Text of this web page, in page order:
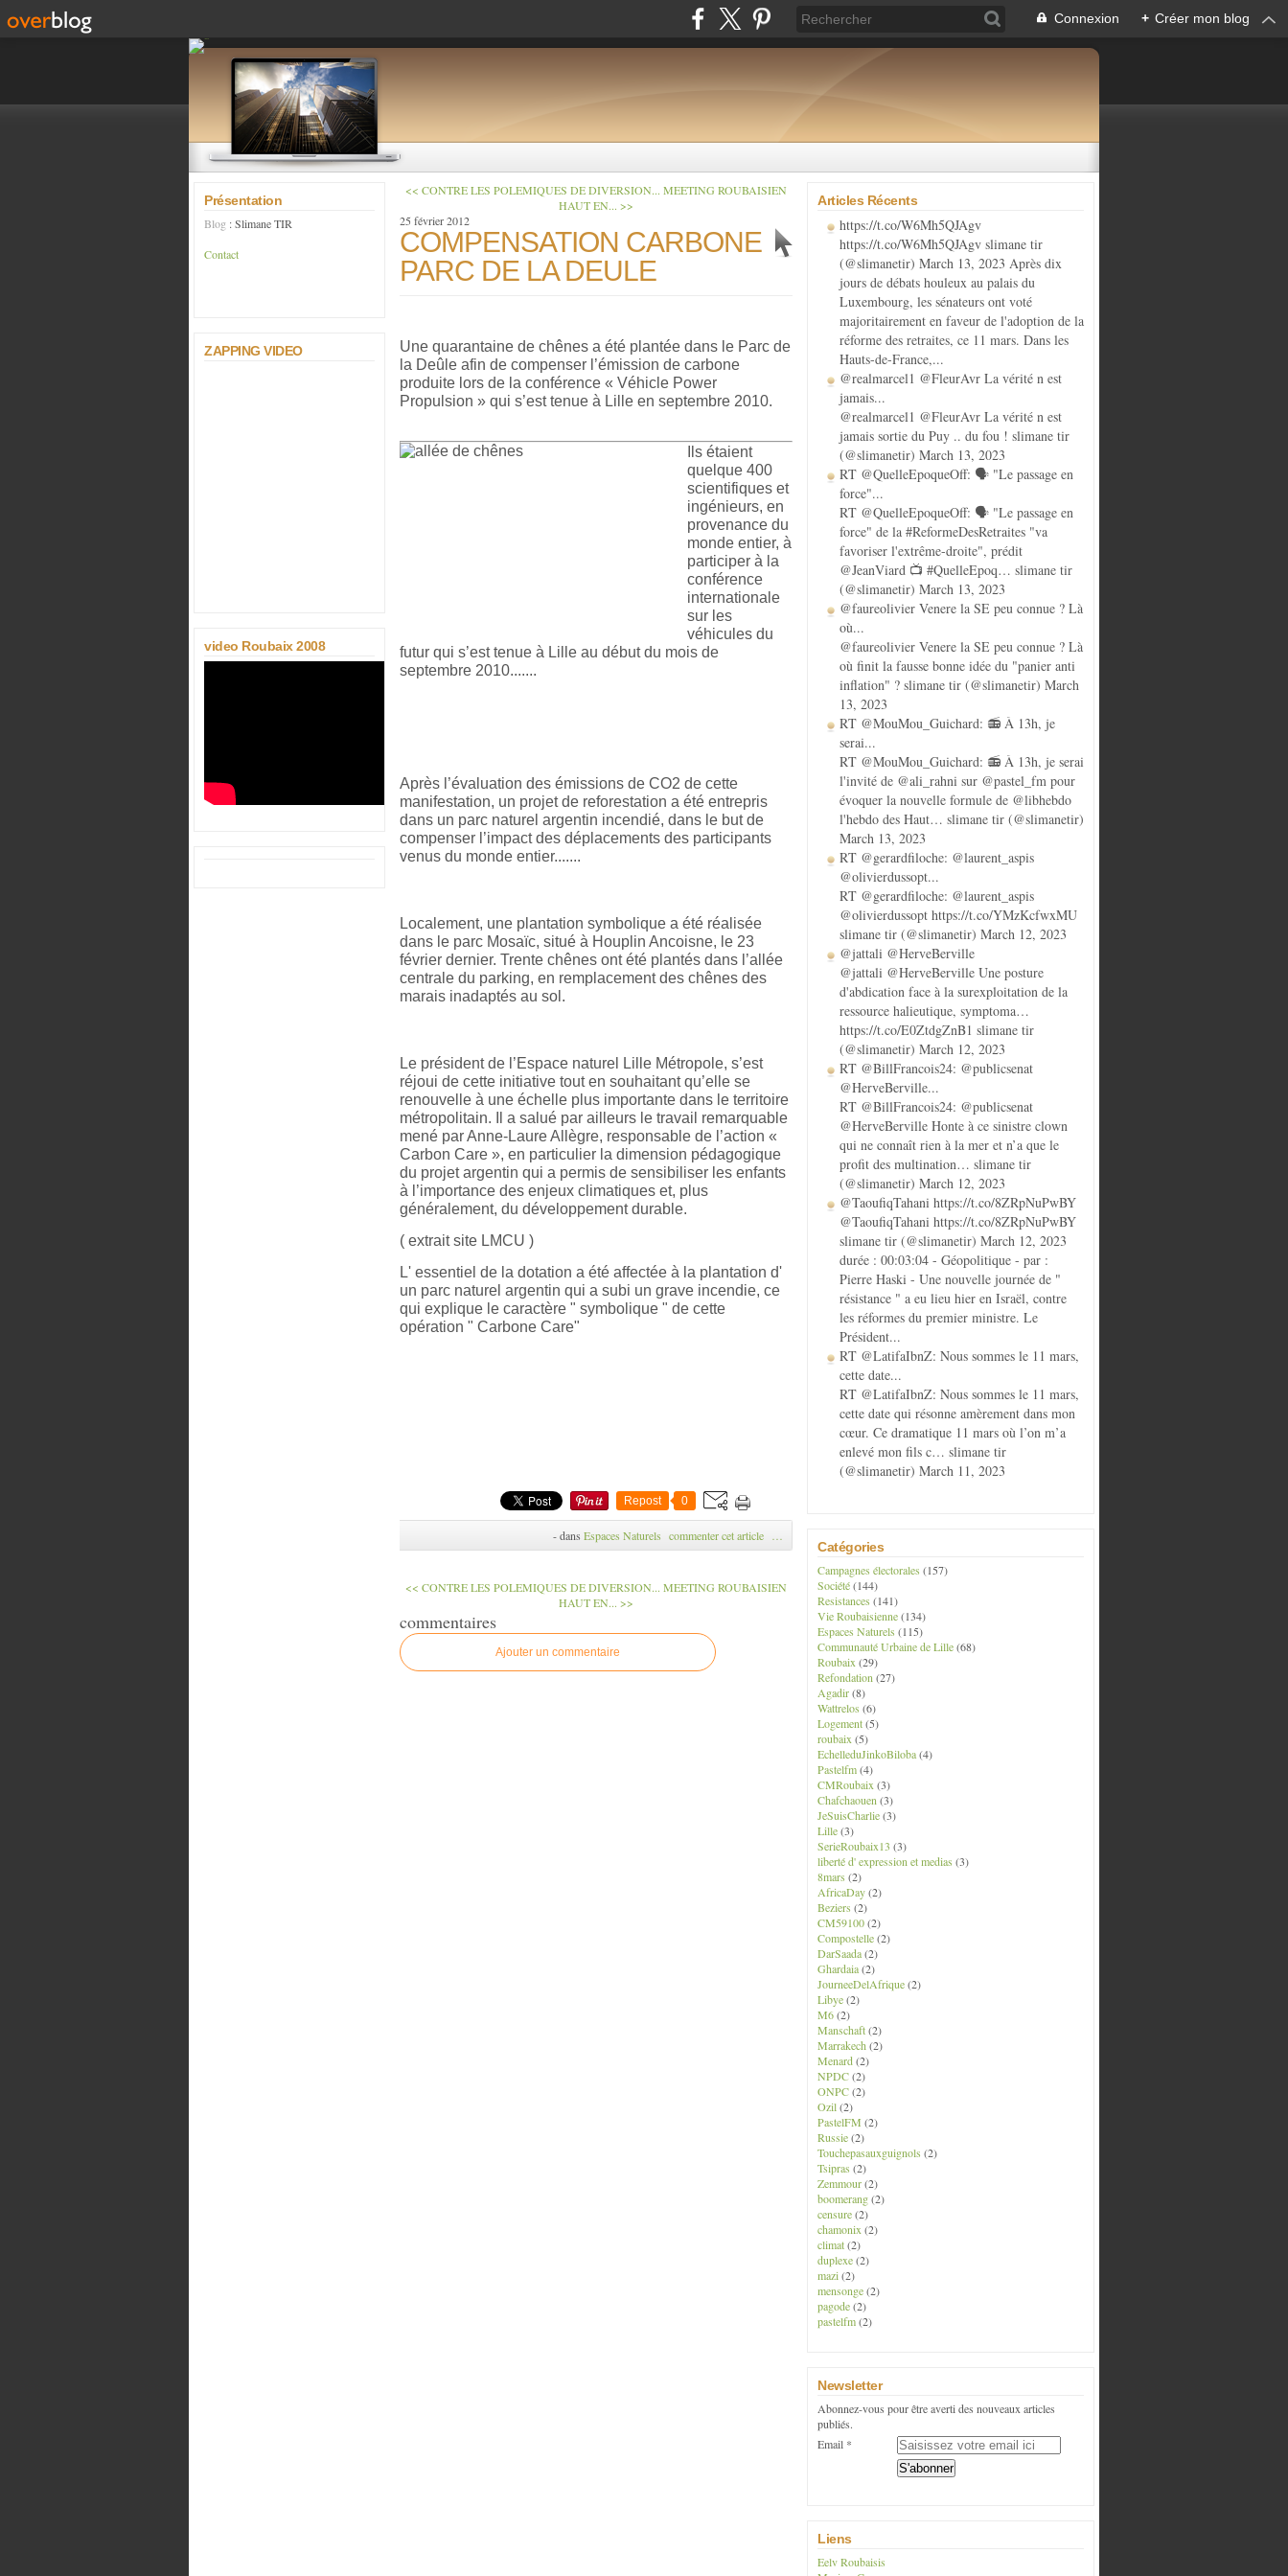
Connexion + Créer mon blog
Présentation
Blog : Slimane TIR
Contact
ZAPPING VIDEO
video Roubaix 2008
<< CONTRE LES POLEMIQUES DE DIVERSION... MEETING ROUBAISIEN
HAUT EN... >>
25 février 2012
COMPENSATION CARBONE
PARC DE LA DEULE
Une quarantaine de chênes a été plantée dans le Parc de
la Deûle afin de compenser l’émission de carbone
produite lors de la conférence « Véhicle Power
Propulsion » qui s’est tenue à Lille en septembre 2010.
Ils étaient
quelque 400
scientifiques et
ingénieurs, en
provenance du
monde entier, à
participer à la
conférence
internationale
sur les
véhicules du
futur qui s’est tenue à Lille au début du mois de
septembre 2010.......
Après l’évaluation des émissions de CO2 de cette
manifestation, un projet de reforestation a été entrepris
dans un parc naturel argentin incendié, dans le but de
compenser l’impact des déplacements des participants
venus du monde entier.......
Localement, une plantation symbolique a été réalisée
dans le parc Mosaïc, situé à Houplin Ancoisne, le 23
février dernier. Trente chênes ont été plantés dans l’allée
centrale du parking, en remplacement des chênes des
marais inadaptés au sol.
Le président de l’Espace naturel Lille Métropole, s’est
réjoui de cette initiative tout en souhaitant qu’elle se
renouvelle à une échelle plus importante dans le territoire
métropolitain. Il a salué par ailleurs le travail remarquable
mené par Anne-Laure Allègre, responsable de l’action «
Carbon Care », en particulier la dimension pédagogique
du projet argentin qui a permis de sensibiliser les enfants
à l’importance des enjeux climatiques et, plus
généralement, du développement durable.
( extrait site LMCU )
L' essentiel de la dotation a été affectée à la plantation d'
un parc naturel argentin qui a subi un grave incendie, ce
qui explique le caractère " symbolique " de cette
opération " Carbone Care"
Repost 0
-dans Espaces Naturels commenter cet article …
<< CONTRE LES POLEMIQUES DE DIVERSION... MEETING ROUBAISIEN
HAUT EN... >>
commentaires
Ajouter un commentaire
Articles Récents
https://t.co/W6Mh5QJAgv
https://t.co/W6Mh5QJAgv slimane tir
(@slimanetir) March 13, 2023 Après dix
jours de débats houleux au palais du
Luxembourg, les sénateurs ont voté
majoritairement en faveur de l'adoption de la
réforme des retraites, ce 11 mars. Dans les
Hauts-de-France,...
@realmarcel1 @FleurAvr La vérité n est
jamais...
@realmarcel1 @FleurAvr La vérité n est
jamais sortie du Puy .. du fou ! slimane tir
(@slimanetir) March 13, 2023
RT @QuelleEpoqueOff: 🗣️ "Le passage en
force"...
RT @QuelleEpoqueOff: 🗣️ "Le passage en
force" de la #ReformeDesRetraites "va
favoriser l'extrême-droite", prédit
@JeanViard 📺 #QuelleEpoq… slimane tir
(@slimanetir) March 13, 2023
@faureolivier Venere la SE peu connue ? Là
où...
@faureolivier Venere la SE peu connue ? Là
où finit la fausse bonne idée du "panier anti
inflation" ? slimane tir (@slimanetir) March
13, 2023
RT @MouMou_Guichard: 📻 À 13h, je
serai...
RT @MouMou_Guichard: 📻 À 13h, je serai
l'invité de @ali_rahni sur @pastel_fm pour
évoquer la nouvelle formule de @libhebdo
l'hebdo des Haut… slimane tir (@slimanetir)
March 13, 2023
RT @gerardfiloche: @laurent_aspis
@olivierdussopt...
RT @gerardfiloche: @laurent_aspis
@olivierdussopt https://t.co/YMzKcfwxMU
slimane tir (@slimanetir) March 12, 2023
@jattali @HerveBerville
@jattali @HerveBerville Une posture
d'abdication face à la surexploitation de la
ressource halieutique, symptoma…
https://t.co/E0ZtdgZnB1 slimane tir
(@slimanetir) March 12, 2023
RT @BillFrancois24: @publicsenat
@HerveBerville...
RT @BillFrancois24: @publicsenat
@HerveBerville Honte à ce sinistre clown
qui ne connaît rien à la mer et n’a que le
profit des multination… slimane tir
(@slimanetir) March 12, 2023
@TaoufiqTahani https://t.co/8ZRpNuPwBY
@TaoufiqTahani https://t.co/8ZRpNuPwBY
slimane tir (@slimanetir) March 12, 2023
durée : 00:03:04 - Géopolitique - par :
Pierre Haski - Une nouvelle journée de "
résistance " a eu lieu hier en Israël, contre
les réformes du premier ministre. Le
Président...
RT @LatifaIbnZ: Nous sommes le 11 mars,
cette date...
RT @LatifaIbnZ: Nous sommes le 11 mars,
cette date qui résonne amèrement dans mon
cœur. Ce dramatique 11 mars où l’on m’a
enlevé mon fils c… slimane tir
(@slimanetir) March 11, 2023
Catégories
Campagnes électorales (157)
Société(144)
Resistances (141)
Vie Roubaisienne(134)
Espaces Naturels (115)
Communauté Urbaine de Lille(68)
Roubaix (29)
Refondation (27)
Agadir(8)
Wattrelos (6)
Logement(5)
roubaix (5)
EchelleduJinkoBiloba(4)
Pastelfm(4)
CMRoubaix (3)
Chafchaouen (3)
JeSuisCharlie(3)
Lille(3)
SerieRoubaix13 (3)
liberté d' expression et medias (3)
8mars (2)
AfricaDay(2)
Beziers (2)
CM59100(2)
Compostelle(2)
DarSaada(2)
Ghardaia(2)
JourneeDelAfrique(2)
Libye(2)
M6(2)
Manschaft(2)
Marrakech (2)
Menard(2)
NPDC(2)
ONPC(2)
Ozil(2)
PastelFM (2)
Russie(2)
Touchepasauxguignols (2)
Tsipras (2)
Zemmour(2)
boomerang(2)
censure(2)
chamonix (2)
climat(2)
duplexe(2)
mazi(2)
mensonge(2)
pagode(2)
pastelfm(2)
Newsletter
Abonnez-vous pour être averti des nouveaux articles
publiés.
Email
Liens
Eelv Roubaisis